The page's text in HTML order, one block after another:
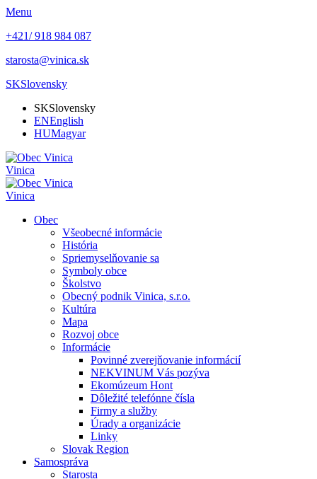
Menu
+421/ 918 984 087
starosta@vinica.sk
SKSlovensky
SKSlovensky
ENEnglish
HUMagyar
Vinica
Vinica
Obec
Všeobecné informácie
História
Spriemyselňovanie sa
Symboly obce
Školstvo
Obecný podnik Vinica, s.r.o.
Kultúra
Mapa
Rozvoj obce
Informácie
Povinné zverejňovanie informácií
NEKVINUM Vás pozýva
Ekomúzeum Hont
Dôležité telefónne čísla
Firmy a služby
Úrady a organizácie
Linky
Slovak Region
Samospráva
Starosta